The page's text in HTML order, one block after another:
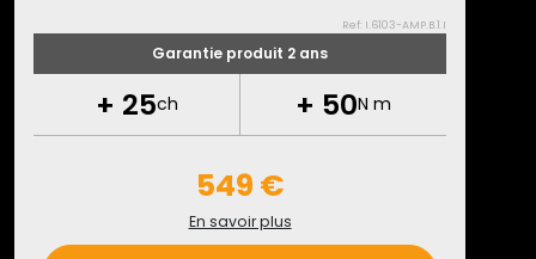
Ref: I.6103-AMP.B.1.I
Garantie produit 2 ans
+ 25ch + 50N m
549 €
En savoir plus